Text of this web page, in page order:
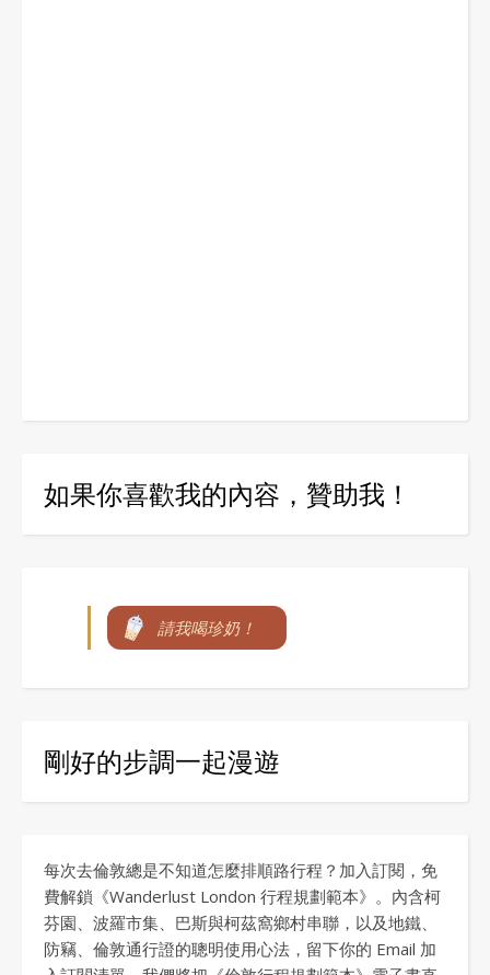
如果你喜歡我的內容，贊助我！
請我喝珍奶！
剛好的步調一起漫遊
每次去倫敦總是不知道怎麼排順路行程？加入訂閱，免
費解鎖《Wanderlust London 行程規劃範本》。內含柯
芬園、波羅市集、巴斯與柯茲窩鄉村串聯，以及地鐵、
防竊、倫敦通行證的聰明使用心法，留下你的 Email 加